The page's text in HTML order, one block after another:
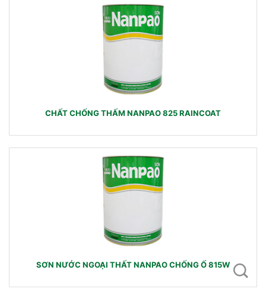
CHẤT CHỐNG THẤM NANPAO 825 RAINCOAT
SƠN NƯỚC NGOẠI THẤT NANPAO CHỐNG Ố 815W